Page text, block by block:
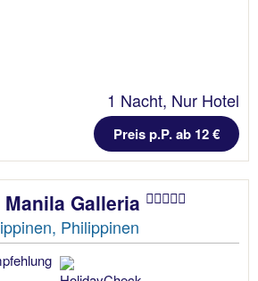
1 Nacht, Nur Hotel
Preis p.P. ab 12 €
Galleria
Philippinen